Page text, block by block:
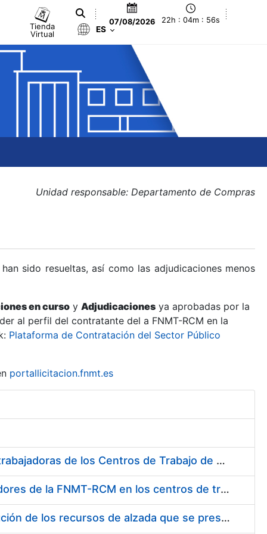
Tienda
Virtual
07/08/2026 22h : 04m : 56s
ES
Unidad responsable: Departamento de Compras
sido resueltas, así como las adjudicaciones menos
en curso y Adjudicaciones ya aprobadas por la
al perfil del contratante del a FNMT-RCM en la
Plataforma de Contratación del Sector Público
portallicitacion.fnmt.es
Suministro de Protectores Auditivos a medida para las personas trabajadoras de los Centros de Trabajo de Madrid y Burgos
Suministro de gafas graduadas antiproyecciones para los trabajadores de la FNMT-RCM en los centros de trabajo de Madrid y Burgos
Servicios de una empresa externa para el asesoramiento y resolución de los recursos de alzada que se presentan relacionados con procesos de selección para la FNMT-RCM